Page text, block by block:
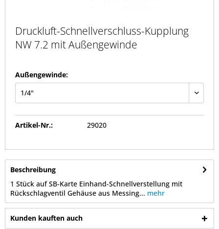
Druckluft-Schnellverschluss-Kupplung
NW 7.2 mit Außengewinde
Außengewinde:
Artikel-Nr.: 29020
Beschreibung
1 Stück auf SB-Karte Einhand-Schnellverstellung mit
Rückschlagventil Gehäuse aus Messing... mehr
Kunden kauften auch